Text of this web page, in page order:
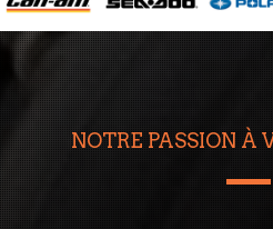
NOTRE PASSION À